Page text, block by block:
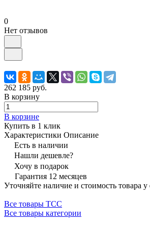
0
Нет отзывов
262 185 руб.
В корзину
В корзине
Купить в 1 клик
Характеристики Описание
Есть в наличии
Нашли дешевле?
Хочу в подарок
Гарантия 12 месяцев
Уточняйте наличие и стоимость товара у
Все товары ТСС
Все товары категории